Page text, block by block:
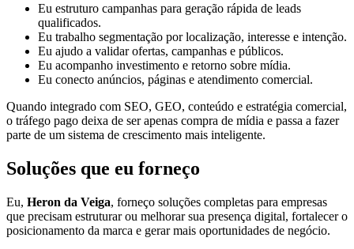
Eu estruturo campanhas para geração rápida de leads
qualificados.
Eu trabalho segmentação por localização, interesse e intenção.
Eu ajudo a validar ofertas, campanhas e públicos.
Eu acompanho investimento e retorno sobre mídia.
Eu conecto anúncios, páginas e atendimento comercial.
Quando integrado com SEO, GEO, conteúdo e estratégia comercial,
o tráfego pago deixa de ser apenas compra de mídia e passa a fazer
parte de um sistema de crescimento mais inteligente.
Soluções que eu forneço
Eu, Heron da Veiga, forneço soluções completas para empresas
que precisam estruturar ou melhorar sua presença digital, fortalecer o
posicionamento da marca e gerar mais oportunidades de negócio.